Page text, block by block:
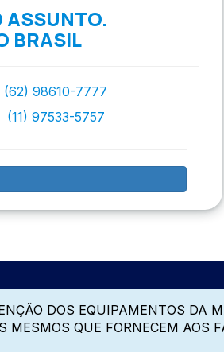
ASSUNTO.
BRASIL
(62) 98610-7777
(11) 97533-5757
DOS EQUIPAMENTOS DA
MESMOS QUE FORNECEM AOS